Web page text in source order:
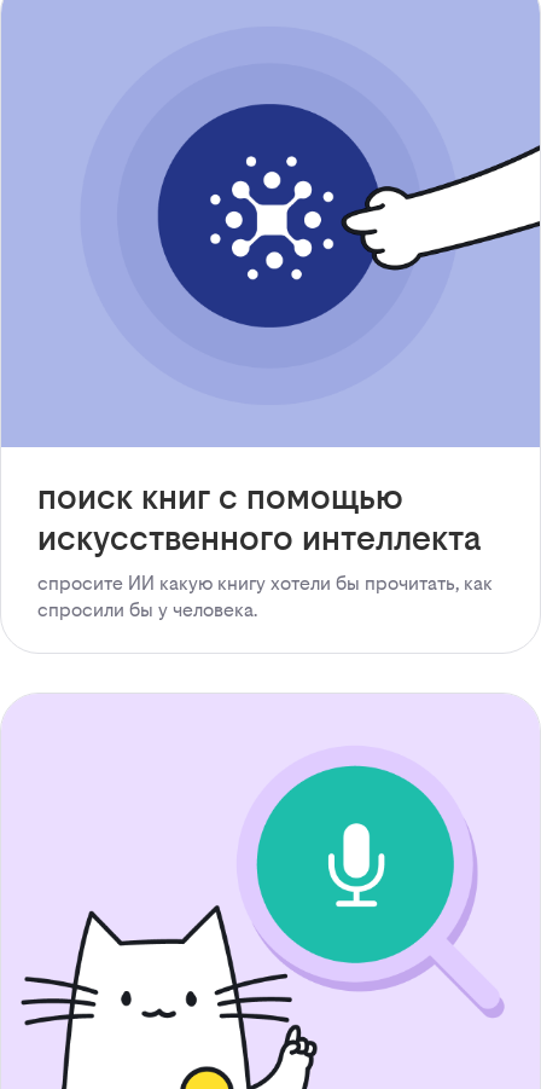
поиск книг с помощью
искусственного интеллекта
спросите ИИ какую книгу хотели бы прочитать, как
спросили бы у человека.